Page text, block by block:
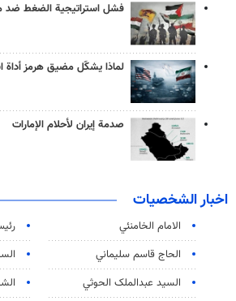
فشل استراتيجية الضغط ضد
لماذا يشكّل مضيق هرمز أداة
صدمة إيران لأحلام الإمارات
اخبار الشخصيات
الامام الخامنئي
الحاج قاسم سليماني
السید عبدالملک الحوثي